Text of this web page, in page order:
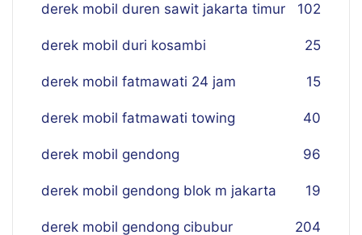
derek mobil duren sawit jakarta timur 102
derek mobil duri kosambi 25
derek mobil fatmawati 24 jam 15
derek mobil fatmawati towing 40
derek mobil gendong 96
derek mobil gendong blok m jakarta 19
derek mobil gendong cibubur 204